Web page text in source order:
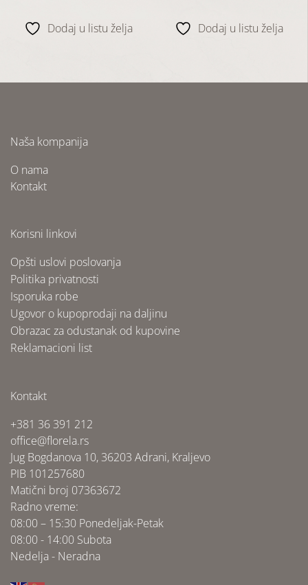
Dodaj u listu želja Dodaj u listu želja
Naša kompanija
O nama
Kontakt
Korisni linkovi
Opšti uslovi poslovanja
Politika privatnosti
Isporuka robe
Ugovor o kupoprodaji na daljinu
Obrazac za odustanak od kupovine
Reklamacioni list
Kontakt
+381 36 391 212
office@florela.rs
Jug Bogdanova 10, 36203 Adrani, Kraljevo
PIB 101257680
Matični broj 07363672
Radno vreme:
08:00 – 15:30 Ponedeljak-Petak
08:00 - 14:00 Subota
Nedelja - Neradna